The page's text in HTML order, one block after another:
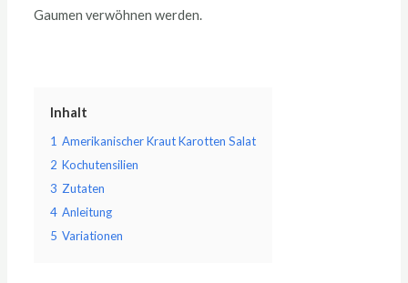
Gaumen verwöhnen werden.
Inhalt
1 Amerikanischer Kraut Karotten Salat
2 Kochutensilien
3 Zutaten
4 Anleitung
5 Variationen